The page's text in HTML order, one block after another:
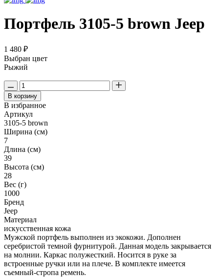
Портфель 3105-5 brown Jeep
1 480 ₽
Выбран цвет
Рыжий
В корзину
В избранное
Артикул
3105-5 brown
Ширина (см)
7
Длина (см)
39
Высота (см)
28
Вес (г)
1000
Бренд
Jeep
Материал
искусственная кожа
Мужской портфель выполнен из экокожи. Дополнен
серебристой темной фурнитурой. Данная модель закрывается
на молнии. Каркас полужесткий. Носится в руке за
встроенные ручки или на плече. В комплекте имеется
съемный-стропа ремень.